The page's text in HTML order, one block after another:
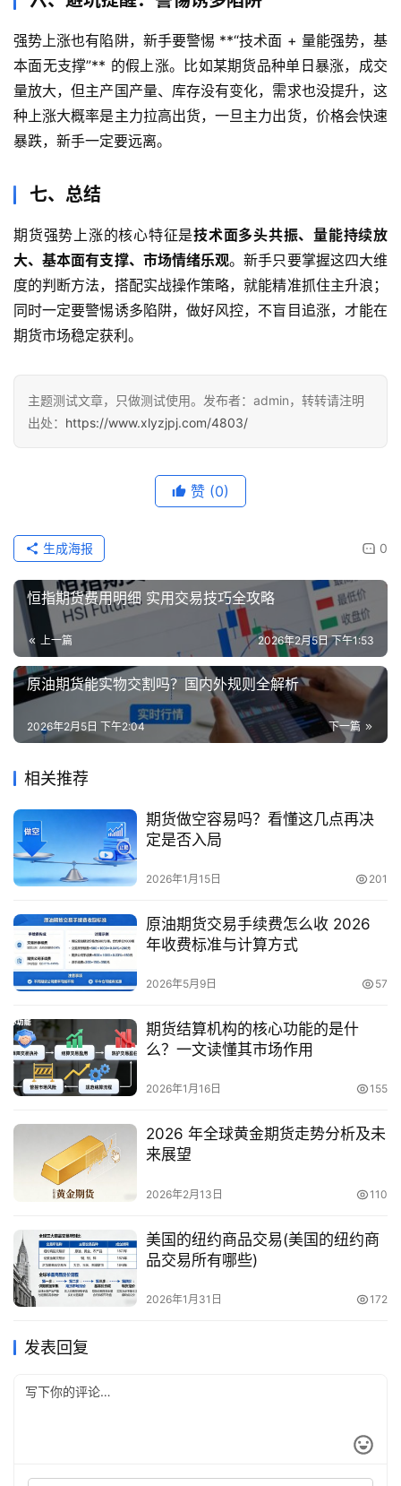
强势上涨也有陷阱，新手要警惕 **“技术面 + 量能强势，基
本面无支撑”** 的假上涨。比如某期货品种单日暴涨，成交
量放大，但主产国产量、库存没有变化，需求也没提升，这
种上涨大概率是主力拉高出货，一旦主力出货，价格会快速
暴跌，新手一定要远离。
七、总结
期货强势上涨的核心特征是技术面多头共振、量能持续放
大、基本面有支撑、市场情绪乐观。新手只要掌握这四大维
度的判断方法，搭配实战操作策略，就能精准抓住主升浪；
同时一定要警惕诱多陷阱，做好风控，不盲目追涨，才能在
期货市场稳定获利。
主题测试文章，只做测试使用。发布者：admin，转转请注明
出处： https://www.xlyzjpj.com/4803/
赞 (0)
0
生成海报
恒指期货费用明细 实用交易技巧全攻略
上一篇 2026年2月5日 下午1:53
原油期货能实物交割吗？国内外规则全解析
下一篇
2026年2月5日 下午2:04
相关推荐
期货做空容易吗？看懂这几点再决
定是否入局
2026年1月15日 201
原油期货交易手续费怎么收 2026
年收费标准与计算方式
2026年5月9日 57
期货结算机构的核心功能的是什
么？一文读懂其市场作用
2026年1月16日 155
2026 年全球黄金期货走势分析及未
来展望
2026年2月13日 110
美国的纽约商品交易(美国的纽约商
品交易所有哪些)
2026年1月31日 172
发表回复